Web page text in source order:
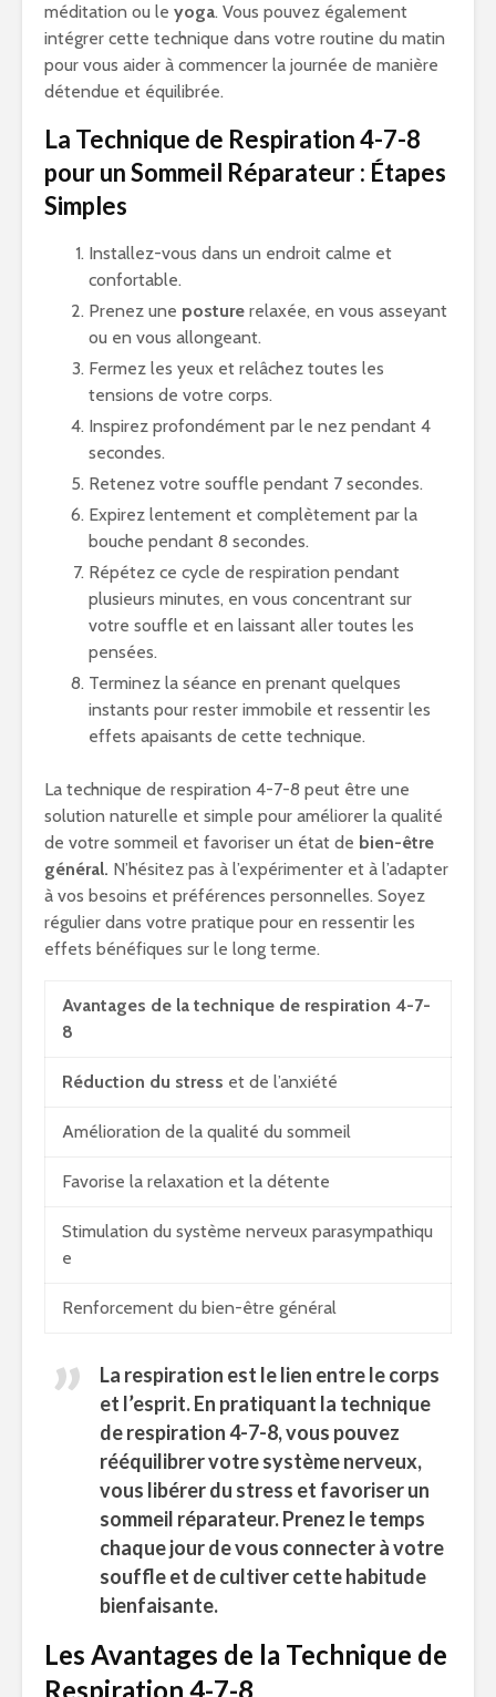
méditation ou le yoga. Vous pouvez également
intégrer cette technique dans votre routine du matin
pour vous aider à commencer la journée de manière
détendue et équilibrée.
La Technique de Respiration 4-7-8
pour un Sommeil Réparateur : Étapes
Simples
Installez-vous dans un endroit calme et
confortable.
Prenez une posture relaxée, en vous asseyant
ou en vous allongeant.
Fermez les yeux et relâchez toutes les
tensions de votre corps.
Inspirez profondément par le nez pendant 4
secondes.
Retenez votre souffle pendant 7 secondes.
Expirez lentement et complètement par la
bouche pendant 8 secondes.
Répétez ce cycle de respiration pendant
plusieurs minutes, en vous concentrant sur
votre souffle et en laissant aller toutes les
pensées.
Terminez la séance en prenant quelques
instants pour rester immobile et ressentir les
effets apaisants de cette technique.
La technique de respiration 4-7-8 peut être une
solution naturelle et simple pour améliorer la qualité
de votre sommeil et favoriser un état de bien-être
général. N’hésitez pas à l’expérimenter et à l’adapter
à vos besoins et préférences personnelles. Soyez
régulier dans votre pratique pour en ressentir les
effets bénéfiques sur le long terme.
Avantages de la technique de respiration 4-7-
8
Réduction du stress et de l’anxiété
Amélioration de la qualité du sommeil
Favorise la relaxation et la détente
Stimulation du système nerveux parasympathiqu
e
Renforcement du bien-être général
La respiration est le lien entre le corps
et l’esprit. En pratiquant la technique
de respiration 4-7-8, vous pouvez
rééquilibrer votre système nerveux,
vous libérer du stress et favoriser un
sommeil réparateur. Prenez le temps
chaque jour de vous connecter à votre
souffle et de cultiver cette habitude
bienfaisante.
Les Avantages de la Technique de
Respiration 4-7-8